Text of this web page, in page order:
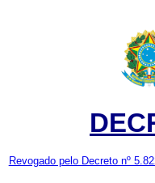
Revogado pelo Decreto nº